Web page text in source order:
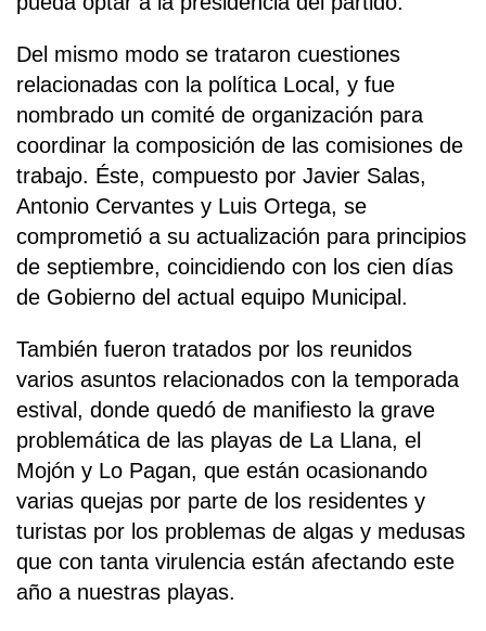
Del mismo modo se trataron cuestiones
relacionadas con la política Local, y fue
nombrado un comité de organización para
coordinar la composición de las comisiones de
trabajo. Éste, compuesto por Javier Salas,
Antonio Cervantes y Luis Ortega, se
comprometió a su actualización para principios
de septiembre, coincidiendo con los cien días
de Gobierno del actual equipo Municipal.
También fueron tratados por los reunidos
varios asuntos relacionados con la temporada
estival, donde quedó de manifiesto la grave
problemática de las playas de La Llana, el
Mojón y Lo Pagan, que están ocasionando
varias quejas por parte de los residentes y
turistas por los problemas de algas y medusas
que con tanta virulencia están afectando este
año a nuestras playas.